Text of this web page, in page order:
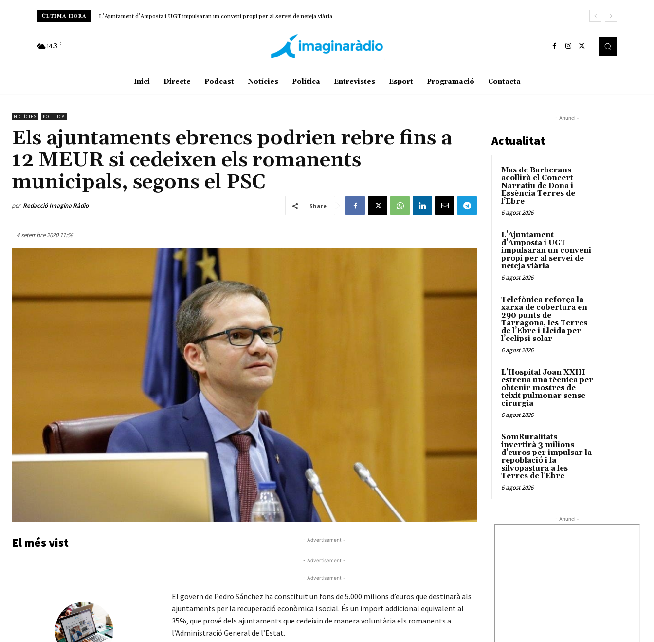
ÚLTIMA HORA L’Ajuntament d’Amposta i UGT impulsaran un conveni propi per al servei de neteja viària
14.3 C
Inici Directe Podcast Notícies Política Entrevistes Esport Programació Contacta
NOTÍCIES POLÍTICA
Els ajuntaments ebrencs podrien rebre fins a
12 MEUR si cedeixen els romanents
municipals, segons el PSC
per Redacció Imagina Ràdio Share
4 setembre 2020 11:58
El més vist - Advertisement -
- Advertisement -
- Advertisement -
El govern de Pedro Sánchez ha constituït un fons de 5.000 milions d’euros que destinarà als
ajuntaments per la recuperació econòmica i social. És un import addicional equivalent al
35%, que prové dels ajuntaments que cedeixin de manera voluntària els romanents a
l’Administració General de l’Estat.
- Anunci -
Actualitat
Mas de Barberans
acollirà el Concert
Narratiu de Dona i
Essència Terres de
l’Ebre
6 agost 2026
L’Ajuntament
d’Amposta i UGT
impulsaran un conveni
propi per al servei de
neteja viària
6 agost 2026
Telefònica reforça la
xarxa de cobertura en
290 punts de
Tarragona, les Terres
de l’Ebre i Lleida per
l’eclipsi solar
6 agost 2026
L’Hospital Joan XXIII
estrena una tècnica per
obtenir mostres de
teixit pulmonar sense
cirurgia
6 agost 2026
SomRuralitats
invertirà 3 milions
d’euros per impulsar la
repoblació i la
silvopastura a les
Terres de l’Ebre
6 agost 2026
- Anunci -